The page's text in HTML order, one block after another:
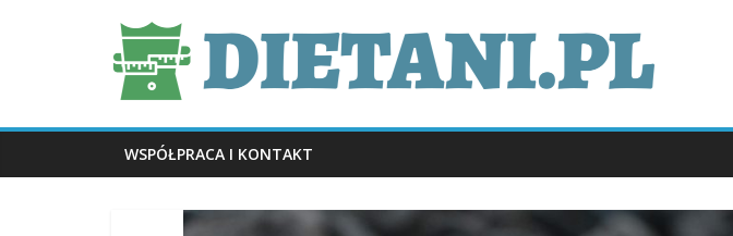
dietani.pl
WSPÓŁPRACA I KONTAKT